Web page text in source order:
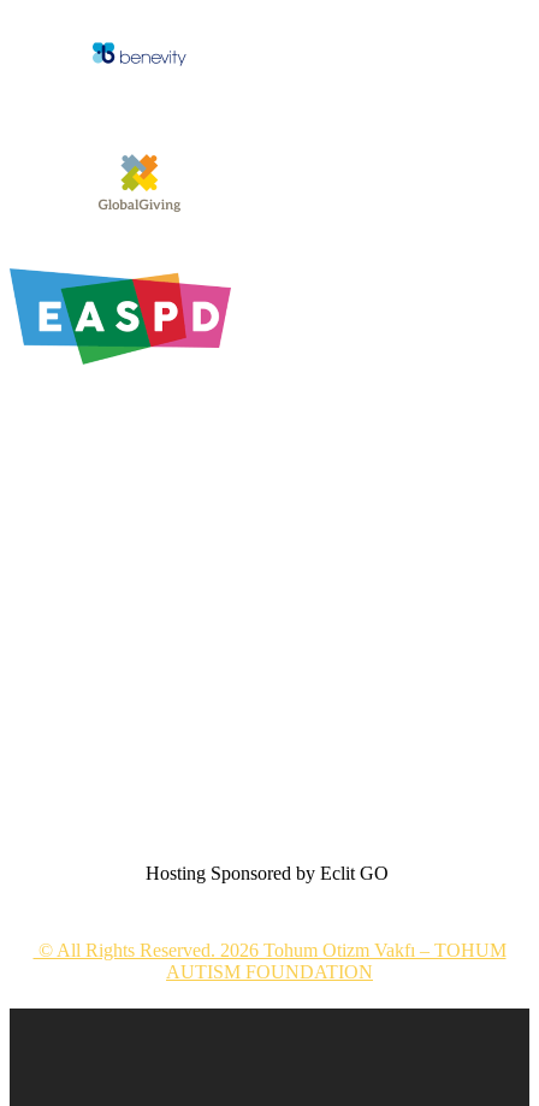
Hosting Sponsored by Eclit GO
© All Rights Reserved. 2026 Tohum Otizm Vakfı – TOHUM
AUTISM FOUNDATION